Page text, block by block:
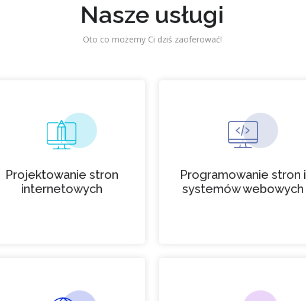
Nasze usługi
Oto co możemy Ci dziś zaoferować!
Projektowanie stron
internetowych
Programowanie stron i
systemów webowych